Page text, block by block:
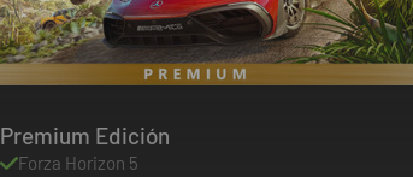
Premium Edición
Forza Horizon 5